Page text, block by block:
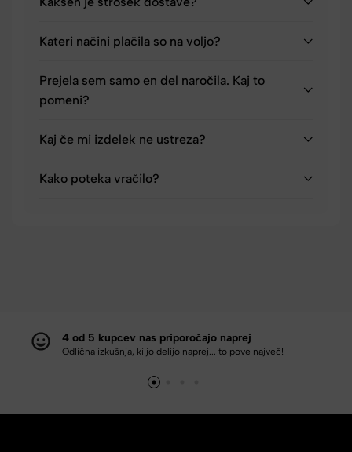
Kateri načini plačila so na voljo?
Prejela sem samo en del naročila. Kaj to
pomeni?
Kaj če mi izdelek ne ustreza?
Kako poteka vračilo?
4 od 5 kupcev nas priporočajo naprej
Odlična izkušnja, ki jo delijo naprej... to pove največ!